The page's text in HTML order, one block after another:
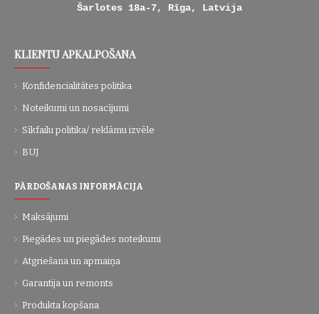
Šarlotes 18a-7, Rīga, Latvija
KLIENTU APKALPOŠANA
Konfidencialitātes politika
Noteikumi un nosacījumi
Sīkfailu politika/ reklāmu izvēle
BUJ
PĀRDOŠANAS INFORMĀCIJA
Maksājumi
Piegādes un piegādes noteikumi
Atgriešana un apmaiņa
Garantija un remonts
Produkta kopšana